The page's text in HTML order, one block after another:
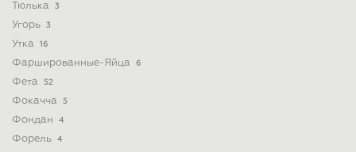
Тюлька 3
Угорь 3
Утка 16
Фаршированные-Яйца 6
Фета 52
Фокачча 5
Фондан 4
Форель 4